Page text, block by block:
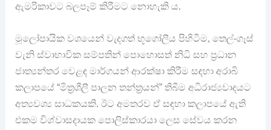
ඇමරිකාවට බලපෑම් කිරීමට නොහැකි ය.
මූලෝපායික වශයෙන් වැදගත් භූගෝලීය පිහිටීම, තෙල්-ගෑස්
වැනි ස්වාභාවික සම්පතින් පොහොසත් නිධි සහ ප්‍රධාන
ජාත්‍යන්තර වෙළඳ මාර්ගයන් ආරක්ෂා කිරීම සඳහා අරාබි
කලාපයේ “මිත්‍රශීලී පාලන තන්ත්‍රයන්” තිබීම අධිරාජ්‍යවාදයට
අත්‍යවශ්‍ය සාධකයකි. ඊට අමතරව ඒ සඳහා කලාපයේ ඇති
එකම විශ්වාසදායක පොලිස්කාරයා ලෙස සේවය කරන